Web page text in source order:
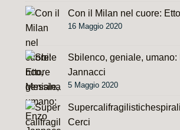
Con il Milan nel cuore:
16 Maggio 2020
Sbilenco, geniale, umano:
Jannacci
5 Maggio 2020
Cerci